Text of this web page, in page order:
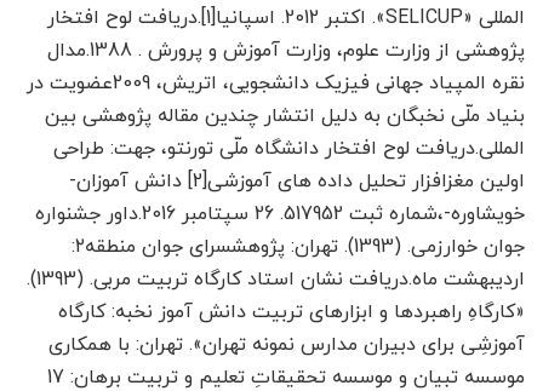
المللی «SELICUP». اکتبر 2012. اسپانیا[1].دریافت لوح افتخار
پژوهشی از وزارت علوم، وزارت آموزش و پرورش . 1388.مدال
نقره المپیاد جهانی فیزیک دانشجویی، اتریش، 2009عضویت در
بنیاد ملّی نخبگان به دلیل انتشار چندین مقاله پژوهشی بین
المللی.دریافت لوح افتخار دانشگاه ملّی تورنتو، جهت: طراحی
اولین مغزافزار تحلیل داده های آموزشی[2] دانش آموزان-
خویشاوره-،شماره ثبت 517952. 26 سپتامبر 2016.داور جشنواره
جوان خوارزمی. (1393). تهران: پژوهشسرای جوان منطقه۲:
اردیبهشت ماه.دریافت نشان استاد کارگاه تربیت مربی. (1393).
«کارگاهِ راهبردها و ابزارهای تربیت دانش آموز نخبه: کارگاه
آموزشِی برای دبیران مدارس نمونه تهران». تهران: با همکاری
موسسه تبیان و موسسه تحقیقاتِ تعلیم و تربیت برهان: 17